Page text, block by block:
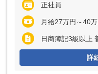
正社員
月給27万円～40万円 ※経験・能力など考慮の上、決定い
日商簿記3級以上
詳